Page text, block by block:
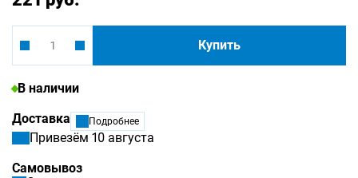
Купить
В наличии
Доставка
Подробнее
Привезём 10 августа
Самовывоз